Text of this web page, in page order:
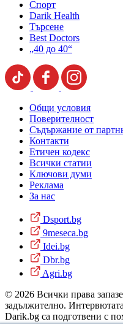
Спорт
Darik Health
Търсене
Best Doctors
„40 до 40“
Общи условия
Поверителност
Съдържание от
Контакти
Етичен кодекс
Всички статии
Ключови думи
Реклама
За нас
Dsport.bg
9meseca.bg
Idei.bg
Dbr.bg
Agri.bg
© 2026 Всички права
задължително.
Darik.bg са подготвени с